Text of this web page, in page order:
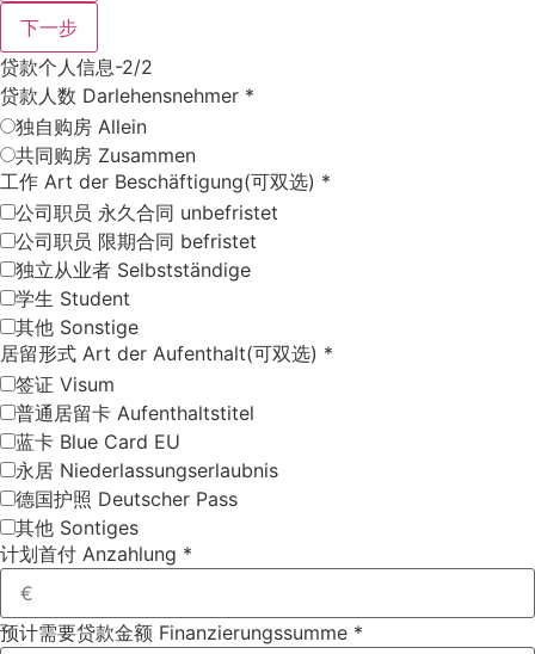
下一步
贷款个人信息-2/2
贷款人数 Darlehensnehmer *
独自购房 Allein
共同购房 Zusammen
工作 Art der Beschäftigung(可双选) *
公司职员 永久合同 unbefristet
公司职员 限期合同 befristet
独立从业者 Selbstständige
学生 Student
其他 Sonstige
居留形式 Art der Aufenthalt(可双选) *
签证 Visum
普通居留卡 Aufenthaltstitel
蓝卡 Blue Card EU
永居 Niederlassungserlaubnis
德国护照 Deutscher Pass
其他 Sontiges
计划首付 Anzahlung *
预计需要贷款金额 Finanzierungssumme *